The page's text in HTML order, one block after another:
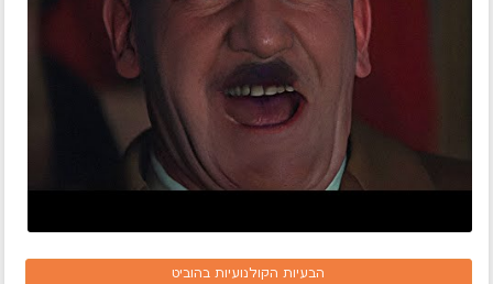
הבעיות הקולנועיות בהוביט